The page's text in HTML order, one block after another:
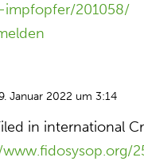
impfopfer/201058/
Januar 2022 um 3:14
in international